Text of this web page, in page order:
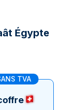
Égypte
TVA